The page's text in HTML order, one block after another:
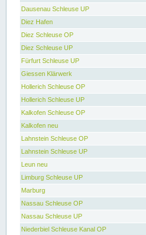
Dausenau Schleuse UP
Diez Hafen
Diez Schleuse OP
Diez Schleuse UP
Fürfurt Schleuse UP
Giessen Klärwerk
Hollerich Schleuse OP
Hollerich Schleuse UP
Kalkofen Schleuse OP
Kalkofen neu
Lahnstein Schleuse OP
Lahnstein Schleuse UP
Leun neu
Limburg Schleuse UP
Marburg
Nassau Schleuse OP
Nassau Schleuse UP
Niederbiel Schleuse Kanal OP